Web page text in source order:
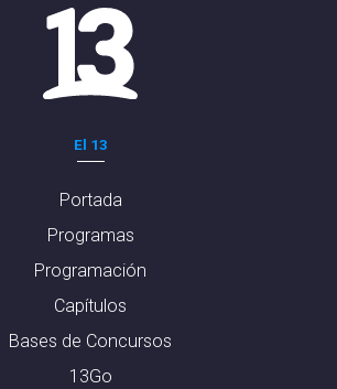
El 13
Portada
Programas
Programación
Capítulos
Bases de Concursos
13Go